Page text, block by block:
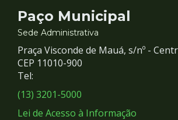
Contato
e
Redes
Sociais
Paço Municipal
Sede Administrativa
Praça Visconde de Mauá, s/nº -
CEP 11010-900
Tel:
(13) 3201-5000
Lei de Acesso à Informação